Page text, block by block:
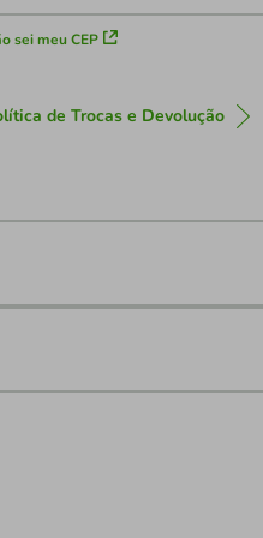
sei meu CEP
de Trocas e Devolução